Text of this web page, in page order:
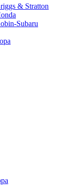
& Stratton
Subaru